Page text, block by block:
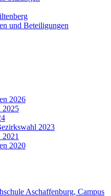
und Beteiligungen
2026
2025
2023
2020
Aschaffenburg, Campus